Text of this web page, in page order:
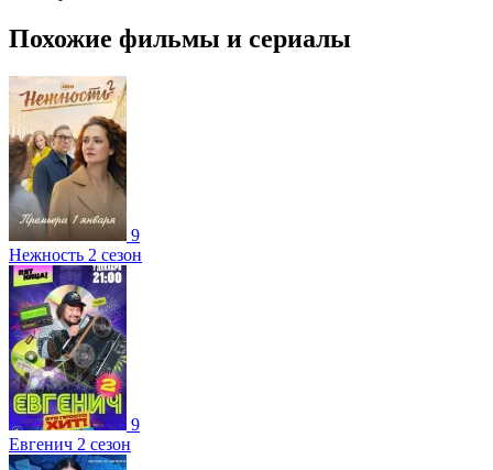
Похожие фильмы и сериалы
9
Нежность 2 сезон
9
Евгенич 2 сезон